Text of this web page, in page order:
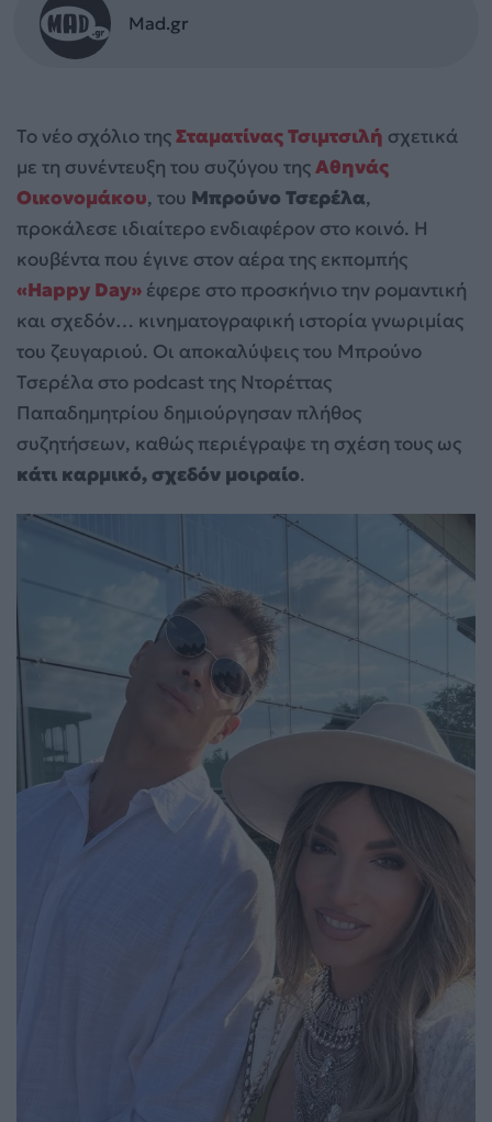
Mad.gr
Το νέο σχόλιο τηςΣταματίνας Τσιμτσιλή σχετικά
με τη συνέντευξη του συζύγου τηςΑθηνάς
Οικονομάκου, του Μπρούνο Τσερέλα,
προκάλεσε ιδιαίτερο ενδιαφέρον στο κοινό. Η
κουβέντα που έγινε στον αέρα της εκπομπής
«Happy Day» έφερε στο προσκήνιο την ρομαντική
και σχεδόν… κινηματογραφική ιστορία γνωριμίας
του ζευγαριού. Οι αποκαλύψεις του Μπρούνο
Τσερέλα στο podcast της Ντορέττας
Παπαδημητρίου δημιούργησαν πλήθος
συζητήσεων, καθώς περιέγραψε τη σχέση τους ως
κάτι καρμικό, σχεδόν μοιραίο.